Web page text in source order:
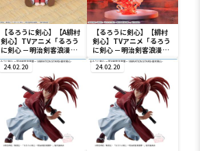
【るろうに剣心】【A緋村
剣心】TVアニメ「るろう
に剣心 －明治剣客浪漫譚
－」きゅるみー ミニフ
ィギュア“緋村剣心・四乃
森蒼紫”（EX）
【るろうに剣心】【緋村
剣心】TVアニメ「るろう
に剣心 －明治剣客浪漫譚
－」 Luminasta “緋
村剣心”
24.02.20 24.02.20